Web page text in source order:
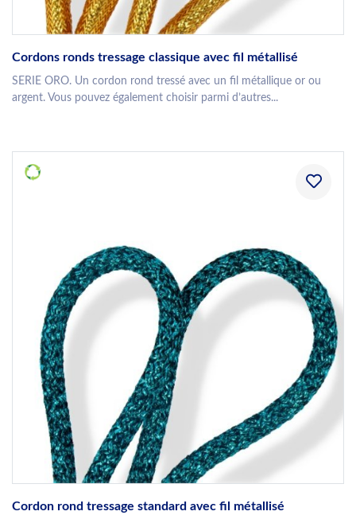
Cordons ronds tressage classique avec fil métallisé
SERIE ORO. Un cordon rond tressé avec un fil métallique or ou
argent. Vous pouvez également choisir parmi d’autres...
Cordon rond tressage standard avec fil métallisé